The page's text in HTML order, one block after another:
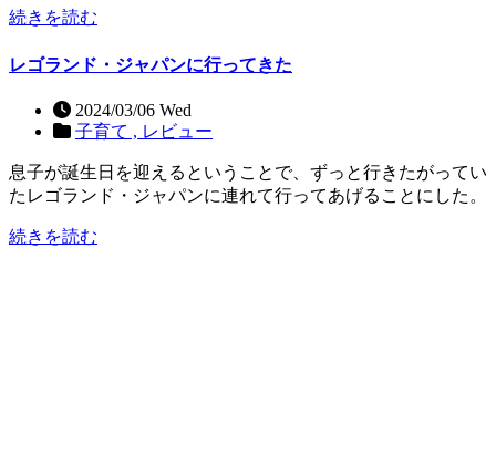
続きを読む
レゴランド・ジャパンに行ってきた
2024/03/06 Wed
子育て , レビュー
息子が誕生日を迎えるということで、ずっと行きたがってい
たレゴランド・ジャパンに連れて行ってあげることにした。
続きを読む